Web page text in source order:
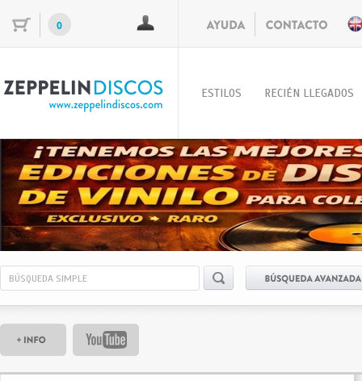
0
ESTILOS RECIÉN LLEGADOS